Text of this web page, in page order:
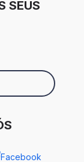
SEUS
Facebook